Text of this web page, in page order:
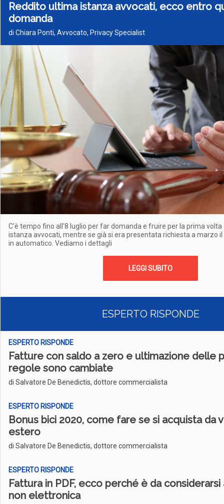
Reddito ultima istanza avvocati, ecco entro
domanda
di Chiara Ponti, Avvocato, Privacy Specialist
C'è tempo fino all'8 luglio per far domanda e fruire per la prima
istanza avvocati, mentre se già si era presentata richiesta a marzo
in automatico. Vediamo i dettagli
LEGGI SUBITO
ESPERTO RISPONDE
ESPERTO RISPONDE
Fatture con saldo a zero e ultimazione delle
regole sono cambiate
di Salvatore De Benedictis, dottore commercialista
ESPERTO RISPONDE
Bonus bici 2020, come fare se si acquista da
estero
di Salvatore De Benedictis, dottore commercialista
ESPERTO RISPONDE
Fattura in PDF, ecco perché è da
non elettronica